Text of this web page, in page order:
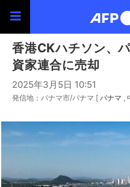
香港CKハチソン、
資家連合に売却
2025年3月5日 10:51
発信地：パナマ市/パナマ [ パナマ